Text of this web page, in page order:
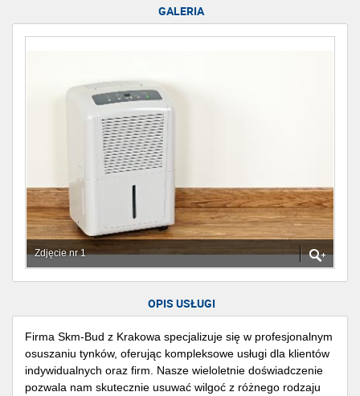
GALERIA
Zdjęcie nr 1
OPIS USŁUGI
Firma Skm-Bud z Krakowa specjalizuje się w profesjonalnym
osuszaniu tynków, oferując kompleksowe usługi dla klientów
indywidualnych oraz firm. Nasze wieloletnie doświadczenie
pozwala nam skutecznie usuwać wilgoć z różnego rodzaju